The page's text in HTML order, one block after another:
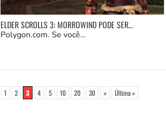
ELDER SCROLLS 3: MORROWIND PODE SER…
Polygon.com. Se você…
1 2 3 4 5 10 20 30 » Última »